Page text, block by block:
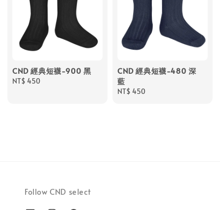
CND 經典短襪-900 黑
Regular
NT$ 450
CND 經典短襪-480 深
藍
Regular
NT$ 450
Follow CND select